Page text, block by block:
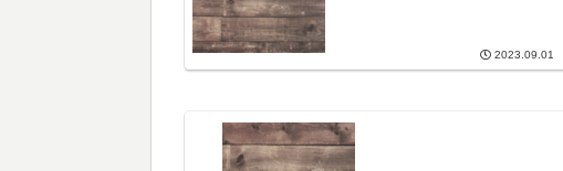
2023.09.01